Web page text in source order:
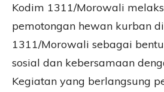
Kodim 1311/Morowali
pemotongan hewan kurban
1311/Morowali sebagai
sosial dan kebersamaan
Kegiatan yang berlangsung